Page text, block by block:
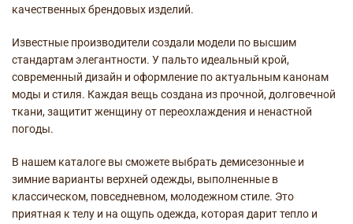
качественных брендовых изделий.
Известные производители создали модели по высшим
стандартам элегантности. У пальто идеальный крой,
современный дизайн и оформление по актуальным канонам
моды и стиля. Каждая вещь создана из прочной, долговечной
ткани, защитит женщину от переохлаждения и ненастной
погоды.
В нашем каталоге вы сможете выбрать демисезонные и
зимние варианты верхней одежды, выполненные в
классическом, повседневном, молодежном стиле. Это
приятная к телу и на ощупь одежда, которая дарит тепло и